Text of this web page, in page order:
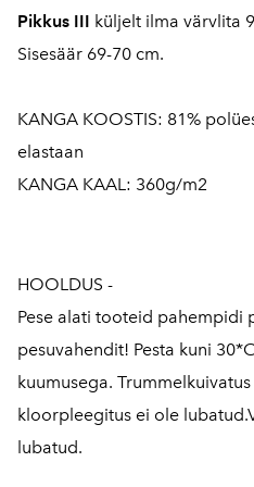
Pikkus III küljelt ilma värvlita
Sisesäär 69-70 cm.
KANGA KOOSTIS: 81%
elastaan
KANGA KAAL: 360g/m2
HOOLDUS -
Pese alati tooteid pahempidi
pesuvahendit! Pesta kuni
kuumusega.
kloorpleegitus ei ole
lubatud.